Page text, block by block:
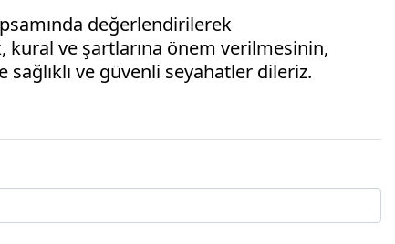
değerlendirilerek
kural ve şartlarına önem verilmesinin,
sağlıklı ve güvenli seyahatler dileriz.